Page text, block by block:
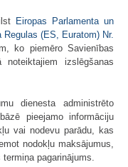
Eiropas Parlamenta un
Regulas (ES, Euratom) Nr.
ko piemēro Savienības
izslēgšanas
dienesta administrēto
pieejamo informāciju
vai nodevu parādu, kas
nodokļu maksājumus,
pagarinājums.